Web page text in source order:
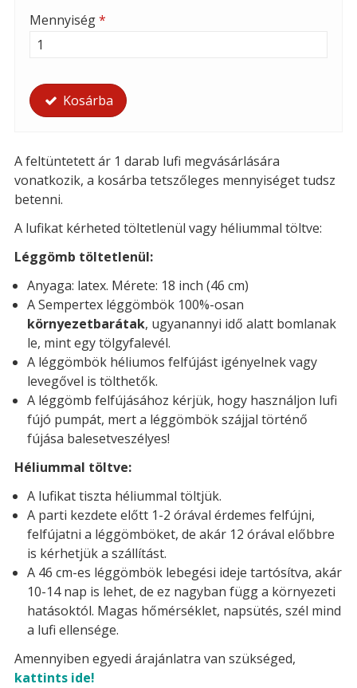
Mennyiség*
Kosárba
A feltüntetett ár 1 darab lufi megvásárlására
vonatkozik, a kosárba tetszőleges mennyiséget tudsz
betenni.
A lufikat kérheted töltetlenül vagy héliummal töltve:
Léggömb töltetlenül:
Anyaga: latex. Mérete: 18 inch (46 cm)
A Sempertex léggömbök 100%-osan
környezetbarátak, ugyanannyi idő alatt bomlanak
le, mint egy tölgyfalevél.
A léggömbök héliumos felfújást igényelnek vagy
levegővel is tölthetők.
A léggömb felfújásához kérjük, hogy használjon lufi
fújó pumpát, mert a léggömbök szájjal történő
fújása balesetveszélyes!
Héliummal töltve:
A lufikat tiszta héliummal töltjük.
A parti kezdete előtt 1-2 órával érdemes felfújni,
felfújatni a léggömböket, de akár 12 órával előbbre
is kérhetjük a szállítást.
A 46 cm-es léggömbök lebegési ideje tartósítva, akár
10-14 nap is lehet, de ez nagyban függ a környezeti
hatásoktól. Magas hőmérséklet, napsütés, szél mind
a lufi ellensége.
Amennyiben egyedi árajánlatra van szükséged,
kattints ide!